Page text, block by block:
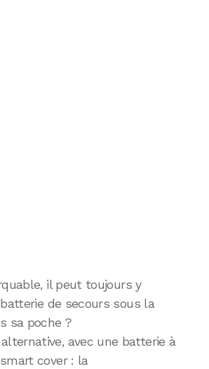
il peut toujours y
de secours sous la
sa poche ?
avec une batterie à
cover : la